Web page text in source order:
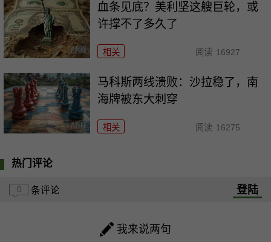
血条见底？美利坚这艘巨轮，或
许撑不了多久了
相关 阅读 16927
马科斯两线溃败：沙拉稳了，南
海牌被东大刺穿
相关 阅读 16275
热门评论
0 条评论 登陆
我来说两句